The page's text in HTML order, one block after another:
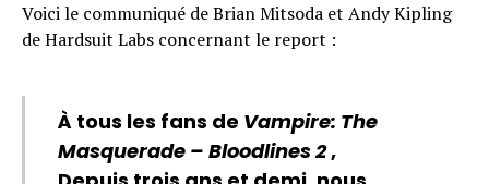
Voici le communiqué de Brian Mitsoda et Andy Kipling
de Hardsuit Labs concernant le report :
À tous les fans de Vampire: The
Masquerade – Bloodlines 2,